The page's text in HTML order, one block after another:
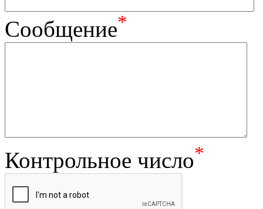
Сообщение*
Контрольное число*